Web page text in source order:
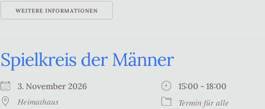
WEITERE INFORMATIONEN
Spielkreis der Männer
3. November 2026 15:00 - 18:00
Heimathaus
Termin für alle